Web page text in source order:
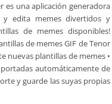
es una aplicación generadora
y edita memes divertidos y
de memes disponibles!
de memes GIF de Tenor
nuevas plantillas de memes •
automáticamente de
y guarde las suyas propias